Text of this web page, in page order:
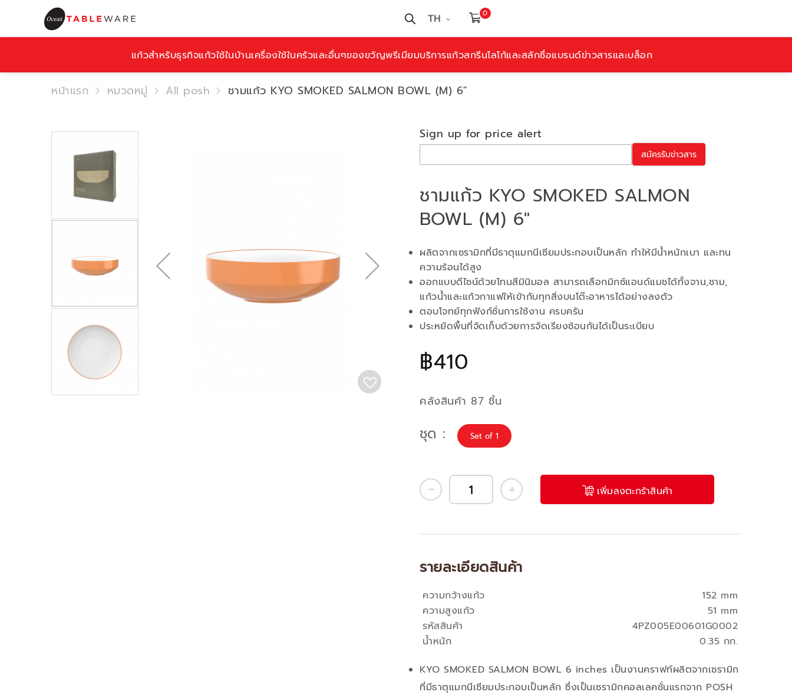
TH 0
แก้วสำหรับธุรกิจแก้วใช้ในบ้านเครื่องใช้ในครัวและอื่นๆของขวัญพรีเมียมบริการแก้วสกรีนโลโก้และสลักชื่อแบรนด์ข่าวสารและบล็อก
หน้าแรก หมวดหมู่ All posh ชามแก้ว KYO SMOKED SALMON BOWL (M) 6"
ชามแก้ว KYO SMOKED SALMON
BOWL (M) 6"
฿410
คลังสินค้า 87 ชิ้น
ผลิตจากเซรามิกที่มีธาตุแมกนีเซียมประกอบเป็นหลัก ทำให้มีน้ำหนักเบา และทน
ความร้อนได้สูง
ออกแบบดีไซน์ด้วยโทนสีมินิมอล สามารถเลือกมิกซ์แอนด์แมชได้ทั้งจาน,ชาม,
แก้วน้ำและแก้วกาแฟให้เข้ากับทุกสิ่งบนโต๊ะอาหารได้อย่างลงตัว
ตอบโจทย์ทุกฟังก์ชั่นการใช้งาน ครบครัน
ประหยัดพื้นที่จัดเก็บด้วยการจัดเรียงซ้อนกันได้เป็นระเบียบ
Sign up for price alert
สมัครรับข่าวสาร
ชุด Set of 1
เพิ่มลงตะกร้าสินค้า
KYO SMOKED SALMON BOWL 6 inches เป็นงานคราฟท์ผลิตจากเซรามิก
ที่มีธาตุแมกนีเซียมประกอบเป็นหลัก ซึ่งเป็นเซรามิกคอลเลคชั่นแรกจาก POSH
รายละเอียดสินค้า
คุณสมบัติ
ความกว้างแก้ว
152 mm
ความสูงแก้ว
51 mm
รหัสสินค้า
4PZ005E00601G0002
น้ำหนัก
0.35 กก.